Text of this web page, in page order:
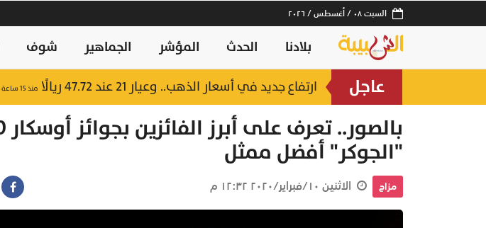
السبت ٠٨ / أغسطس / ٢٠٢٦
بلادنا الحدث المؤشر الجماهير شوف
عاجل ارتفاع جديد في أسعار الذهب.. وعيار 21 عند 47.72 ريالًا منذ ١٥ ساعة
"الجوكر" أفضل ممثل
مزاج الاثنين ١٠/فبراير/٢٠٢٠ ١٢:٣٢ م